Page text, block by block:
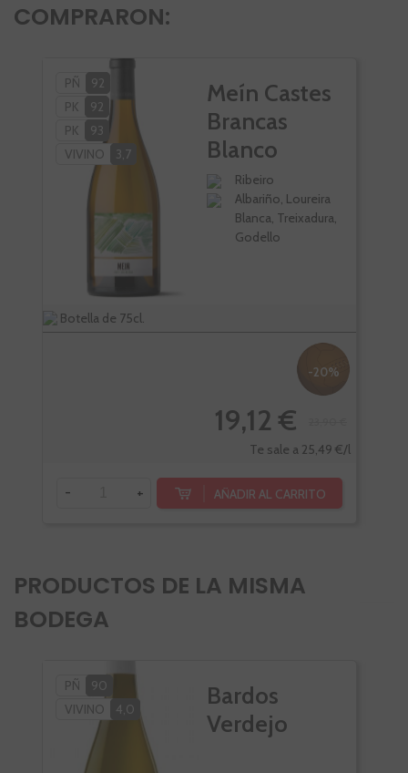
COMPRARON:
PÑ
92
PK
92
PK
93
VIVINO
3,7
Meín Castes
Brancas
Blanco
Ribeiro
Albariño, Loureira
Blanca, Treixadura,
Godello
Botella de 75cl.
-20%
19,12 €
Te sale a 25,49 €/l
- + AÑADIR AL CARRITO
PRODUCTOS DE LA MISMA
BODEGA
PÑ
90
VIVINO
4,0
Bardos
Verdejo